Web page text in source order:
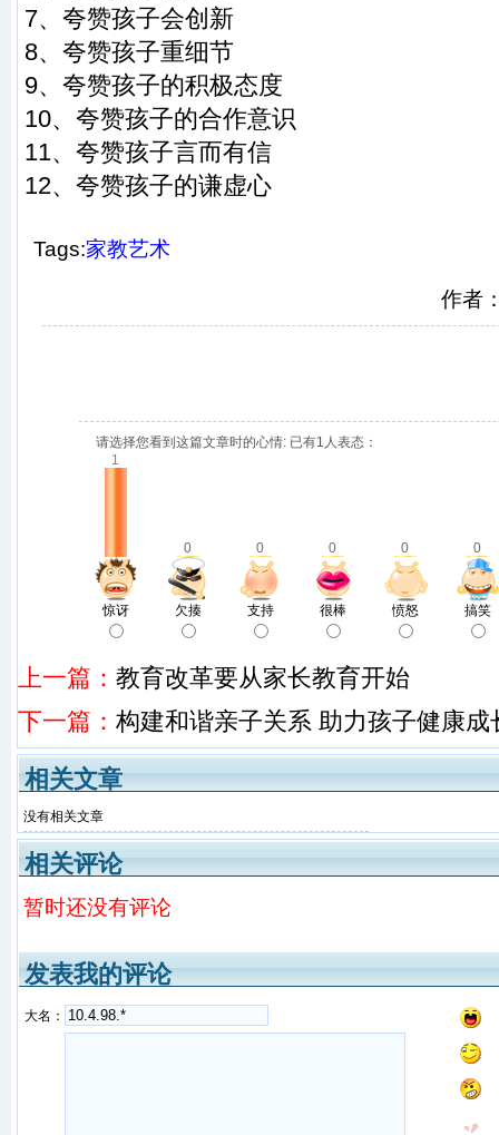
7、夸赞孩子会创新
8、夸赞孩子重细节
9、夸赞孩子的积极态度
10、夸赞孩子的合作意识
11、夸赞孩子言而有信
12、夸赞孩子的谦虚心
Tags:家教艺术
作者
请选择您看到这篇文章时的心情: 已有1 人表态：
1
0 0 0 0 0
惊讶 欠揍 支持 很棒 愤怒 搞笑
上一篇： 教育改革要从家长教育开始
下一篇： 构建和谐亲子关系 助力孩子健康成
相关文章
没有相关文章
相关评论
暂时还没有评论
发表我的评论
大名：